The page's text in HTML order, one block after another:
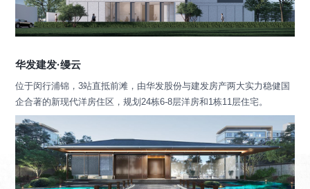
华发建发·缦云
位于闵行浦锦，3站直抵前滩，由华发股份与建发房产两大实力稳健国
企合著的新现代洋房住区，规划24栋6-8层洋房和1栋11层住宅。